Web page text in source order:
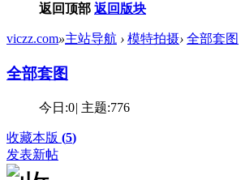
返回顶部 返回版块
viczz.com»主站导航 › 模特拍摄› 全部套图
全部套图
今日:0| 主题:776
收藏本版 (5)
发表新帖